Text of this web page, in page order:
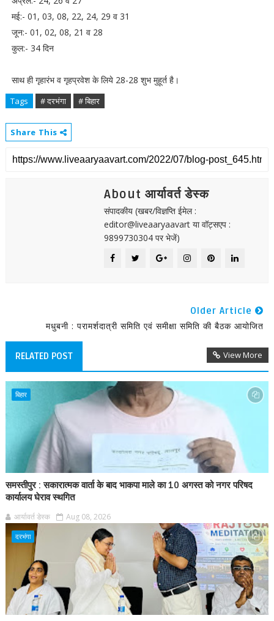
मई:- 01, 03, 08, 22, 24, 29 व 31
जून:- 01, 02, 08, 21 व 28
कुल:- 34 दिन
साथ ही गृहारंभ व गृहप्रवेश के लिये 28-28 शुभ मुहूर्त है।
Tags # दरभंगा # बिहार
Share This
About आर्यावर्त डेस्क
संपादकीय (खबर/विज्ञप्ति ईमेल :
editor@liveaaryaavart या वॉट्सएप :
9899730304 पर भेजें)
Older Article
मधुबनी : परामर्शदात्री समिति एवं समीक्षा समिति की बैठक आयोजित
RELATED POST View More
बिहार
समस्तीपुर : सकारात्मक वार्ता के बाद भाकपा माले का 10 अगस्त को नगर परिषद
कार्यालय घेराव स्थगित
आर्यावर्त डेस्क Aug 08, 2026
दरभंगा